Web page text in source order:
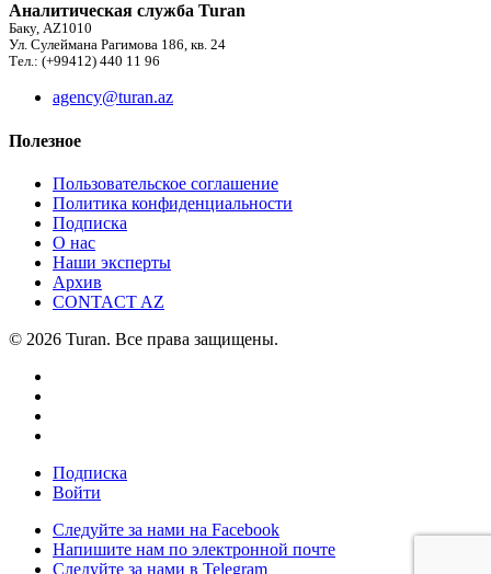
Аналитическая служба Turan
Баку, AZ1010
Ул. Сулеймана Рагимова 186, кв. 24
Тел.: (+99412) 440 11 96
agency@turan.az
Полезное
Пользовательское соглашение
Политика конфиденциальности
Подписка
О нас
Наши эксперты
Архив
CONTACT AZ
© 2026 Turan. Все права защищены.
Подписка
Войти
Следуйте за нами на Facebook
Напишите нам по электронной почте
Следуйте за нами в Telegram